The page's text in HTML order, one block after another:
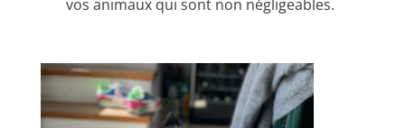
vos animaux qui sont non négligeables.